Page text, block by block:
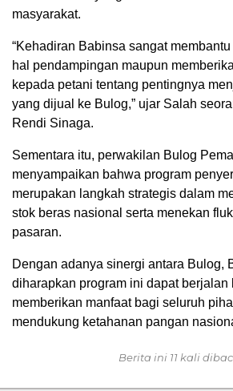
masyarakat.
“Kehadiran Babinsa sangat
hal pendampingan maupun
kepada petani tentang pentingnya
yang dijual ke Bulog,” ujar Salah
Rendi Sinaga.
Sementara itu, perwakilan Bulog
menyampaikan bahwa program
merupakan langkah strategis dalam
stok beras nasional serta menekan
pasaran.
Dengan adanya sinergi antara Bulog,
diharapkan program ini dapat berjalan
memberikan manfaat bagi seluruh
mendukung ketahanan pangan
Berita ini 11 kali